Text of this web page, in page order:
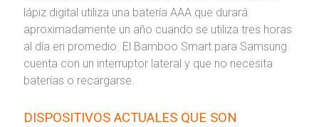
lápiz digital utiliza una batería AAA que durará
aproximadamente un año cuando se utiliza tres horas
al día en promedio. El Bamboo Smart para Samsung
cuenta con un interruptor lateral y que no necesita
baterías o recargarse.
DISPOSITIVOS ACTUALES QUE SON